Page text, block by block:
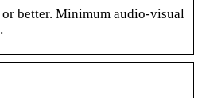
better. Minimum audio-visual